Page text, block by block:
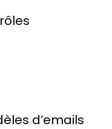
d’emails